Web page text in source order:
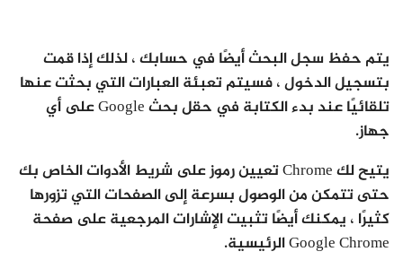
يتم حفظ سجل البحث أيضًا في حسابك ، لذلك إذا قمت
بتسجيل الدخول ، فسيتم تعبئة العبارات التي بحثت عنها
تلقائيًا عند بدء الكتابة في حقل بحث Google على أي
جهاز.
يتيح لك Chrome تعيين رموز على شريط الأدوات الخاص بك
حتى تتمكن من الوصول بسرعة إلى الصفحات التي تزورها
كثيرًا ، يمكنك أيضًا تثبيت الإشارات المرجعية على صفحة
Google Chrome الرئيسية.